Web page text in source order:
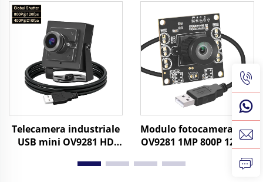
UVC Riconoscimento
Facciale Android
Fotocamera Industriale
USB3.0, acquisizione di
movimento ad alta
velocità a
400fps/200fps, mini
fotocamera senza driver
Telecamera industriale
USB mini OV9281 HD
bianca 120 fps 800P 210
Modulo fotocamera USB
OV9281 1MP 800P 120fps
con otturatore globale,
driver gratuito,